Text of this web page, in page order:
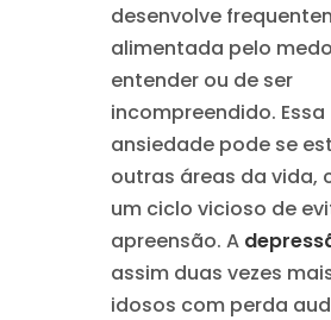
desenvolve
alimentada pelo
entender ou de ser
incompreendido. Essa
ansiedade pode se
outras áreas da vida,
um ciclo vicioso de
apreensão. A
assim duas vezes
idosos com perda